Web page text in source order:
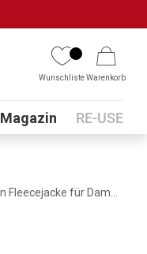
WunschlisteWarenkorb
Magazin RE-USE